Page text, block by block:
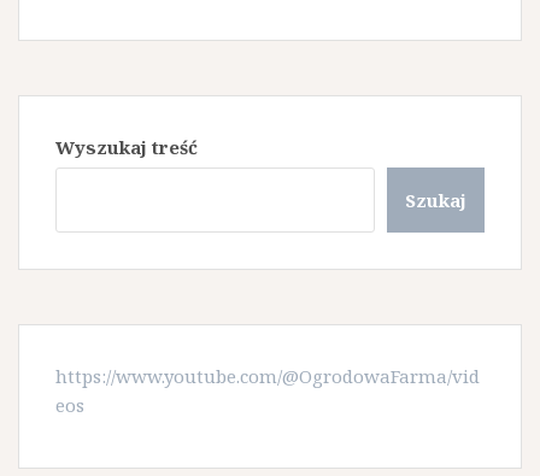
Wyszukaj treść
Szukaj
https://www.youtube.com/@OgrodowaFarma/vid
eos